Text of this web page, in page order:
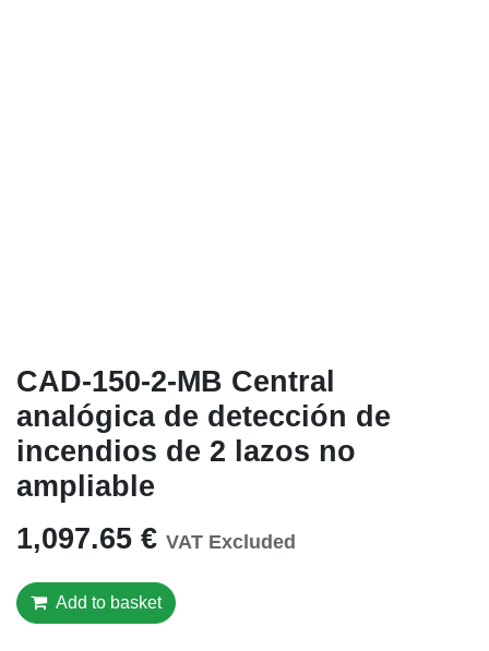
CAD-150-2-MB Central
analógica de detección de
incendios de 2 lazos no
ampliable
1,097.65 € VAT Excluded
Add to basket